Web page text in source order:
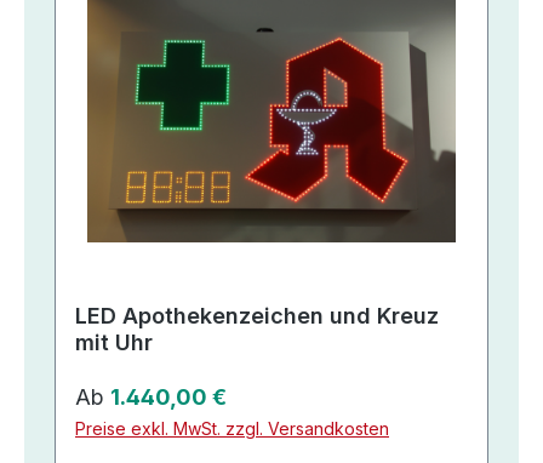
LED Apothekenzeichen und Kreuz
mit Uhr
Regulärer Preis:
Ab 1.440,00 €
Preise exkl. MwSt. zzgl. Versandkosten